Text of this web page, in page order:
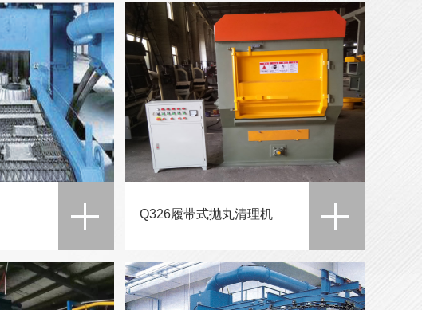
Q326履带式抛丸清理机